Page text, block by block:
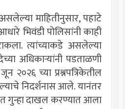
माहितीनुसार, पहाटे
भिवंडी पोलिसांनी काही
त्यांच्याकडे असलेल्या
अधिकाऱ्यांनी पडताळणी
२०२६ च्या प्रश्नपत्रिकेतील
निदर्शनास आले. यानंतर
गुन्हा दाखल करण्यात आला